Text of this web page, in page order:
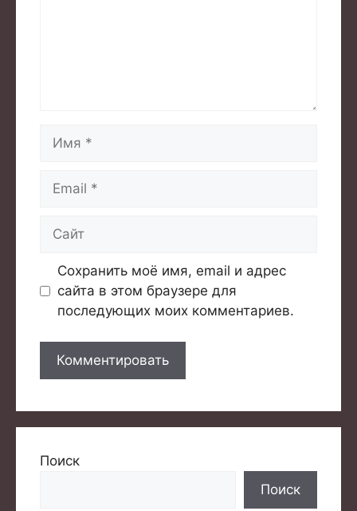
Имя
Email
Сайт
Сохранить моё имя, email и адрес
сайта в этом браузере для
последующих моих комментариев.
Поиск
Поиск